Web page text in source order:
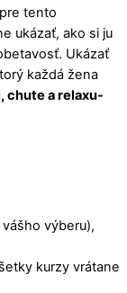
tento
ukázať, ako si ju
Ukázať
každá žena
chute a relaxu-
výberu),
kurzy vrátane